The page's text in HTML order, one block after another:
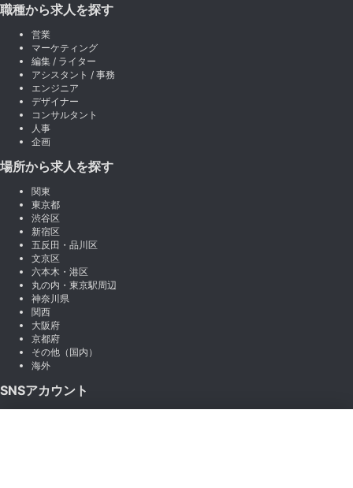
職種から求人を探す
営業
マーケティング
編集 / ライター
アシスタント / 事務
エンジニア
デザイナー
コンサルタント
人事
企画
場所から求人を探す
関東
東京都
渋谷区
新宿区
五反田・品川区
文京区
六本木・港区
丸の内・東京駅周辺
神奈川県
関西
大阪府
京都府
その他（国内）
海外
SNSアカウント